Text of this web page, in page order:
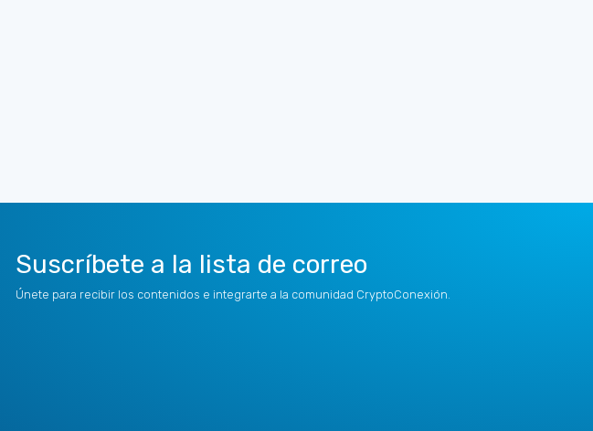
Suscríbete a la lista de correo
Únete para recibir los contenidos e integrarte a la comunidad CryptoConexión.